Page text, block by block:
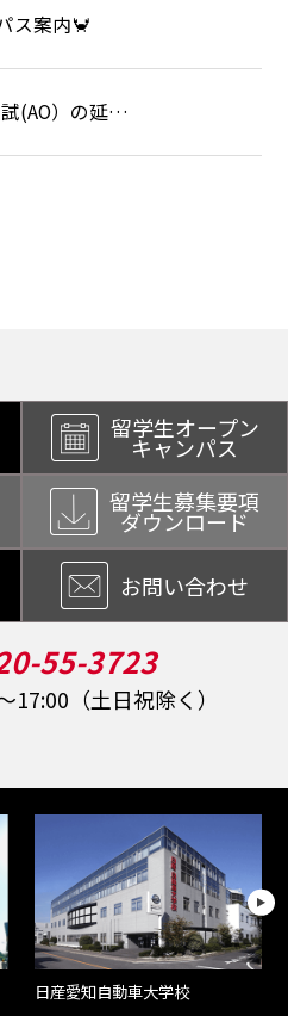
ス案内🦀
(AO）の延…
留学生オープン
キャンパス
留学生募集要項
ダウンロード
お問い合わせ
55-3723
17:00（土日祝除く）
日産愛知自動車大学校